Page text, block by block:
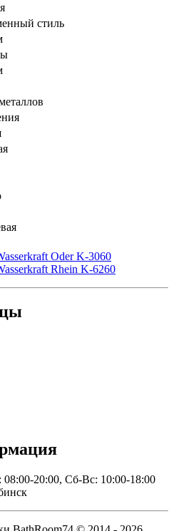
стиль
Oder K-3060
Rhein K-6260
20:00, Сб-Вс: 10:00-18:00